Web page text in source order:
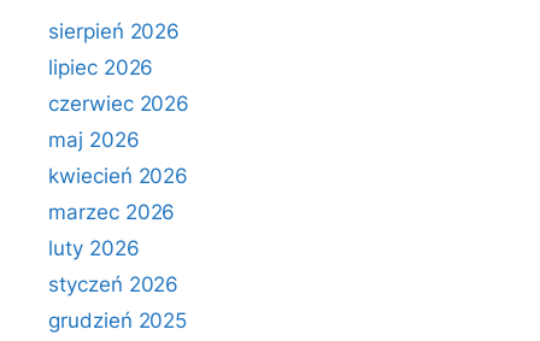
sierpień 2026
lipiec 2026
czerwiec 2026
maj 2026
kwiecień 2026
marzec 2026
luty 2026
styczeń 2026
grudzień 2025